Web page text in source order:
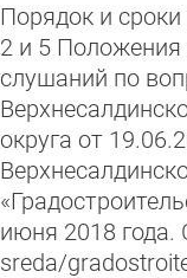
Порядок и
2 и 5 Положения
слушаний по
округа от
июня 2018 года.
sreda/